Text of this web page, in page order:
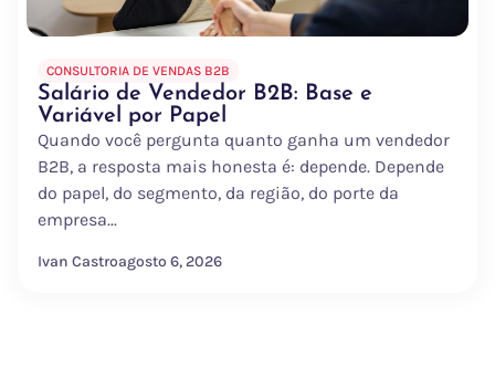
CONSULTORIA DE VENDAS B2B
Salário de Vendedor B2B: Base e
Variável por Papel
Quando você pergunta quanto ganha um vendedor
B2B, a resposta mais honesta é: depende. Depende
do papel, do segmento, da região, do porte da
empresa...
Ivan Castroagosto 6, 2026